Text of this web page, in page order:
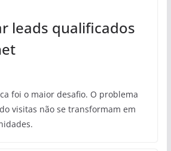
leads qualificados
foi o maior desafio. O problema
visitas não se transformam em